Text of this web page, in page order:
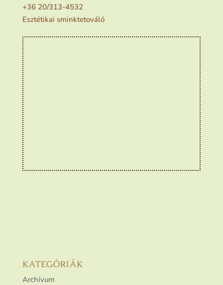
+36 20/313-4532
Esztétikai sminktetováló
KATEGÓRIÁK
Archívum